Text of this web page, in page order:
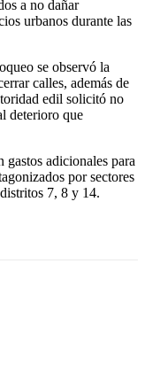
a no dañar
urbanos durante las
se observó la
calles, además de
edil solicitó no
deterioro que
gastos adicionales para
por sectores
7, 8 y 14.